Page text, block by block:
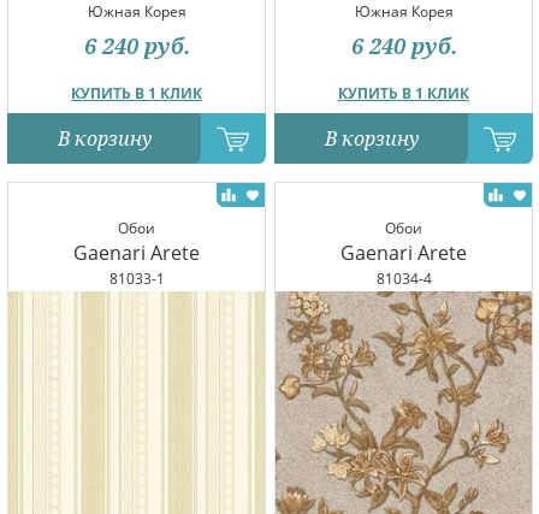
Южная Корея
КУПИТЬ В 1 КЛИК
6 240 руб.
В корзину
Южная Корея
КУПИТЬ В 1 КЛИК
6 240 руб.
В корзину
Обои
Gaenari Arete
81033-1
Обои
Gaenari Arete
81034-4